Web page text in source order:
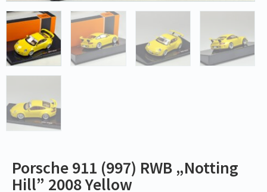
Porsche 911 (997) RWB „Notting
Hill” 2008 Yellow